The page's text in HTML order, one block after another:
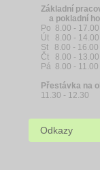
Základní
a pokladní
Po 8.00 -
Út 8.00 - 14.00
St 8.00 - 16.00
Čt 8.00 - 13.00
Pá 8.00 - 11.00
Přestávka na
11.30 - 12.30
Odkazy